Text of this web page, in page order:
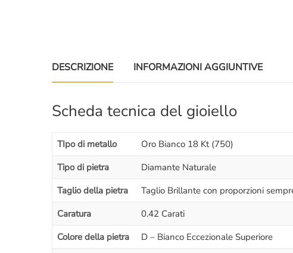
DESCRIZIONE INFORMAZIONI AGGIUNTIVE
Scheda tecnica del gioiello
TIpo di metallo
Oro Bianco 18 Kt (750)
Tipo di pietra
Diamante Naturale
Taglio della pietra
Taglio Brillante con proporzioni
Caratura
0.42 Carati
Colore della pietra
D – Bianco Eccezionale Superiore